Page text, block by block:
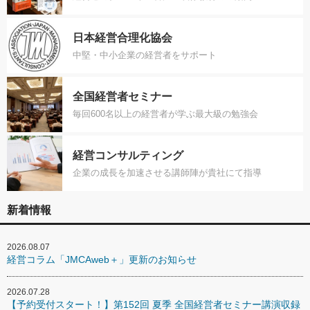
日本経営合理化協会
中堅・中小企業の経営者をサポート
全国経営者セミナー
毎回600名以上の経営者が学ぶ最大級の勉強会
経営コンサルティング
企業の成長を加速させる講師陣が貴社にて指導
新着情報
2026.08.07
経営コラム「JMCAweb＋」更新のお知らせ
2026.07.28
【予約受付スタート！】第152回 夏季 全国経営者セミナー講演収録